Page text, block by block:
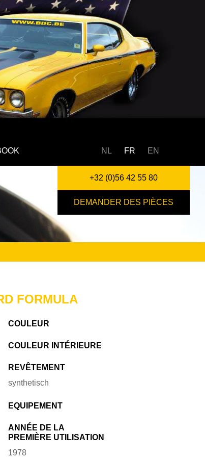
NL FR EN
+32 (0)56 42 55 80
DEMANDER DES PIÈCES
FORMULA
COULEUR
COULEUR INTÉRIEURE
REVÊTEMENT
synthetisch
EQUIPEMENT
ANNÉE DE LA
PREMIÈRE UTILISATION
1978